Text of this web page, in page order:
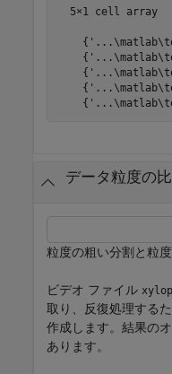
  5×1 cell array
データ粒度の
粒度の粗い分割と粒
ビデオ ファイル
取り、反復処理する
作成します。結果の
あります。